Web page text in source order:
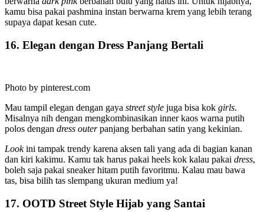
kamu bisa pakai pashmina instan berwarna krem yang lebih terang
supaya dapat kesan cute.
16. Elegan dengan Dress Panjang Bertali
Photo by pinterest.com
Mau tampil elegan dengan gaya street style juga bisa kok girls.
Misalnya nih dengan mengkombinasikan inner kaos warna putih
polos dengan dress outerpanjang berbahan satin yang kekinian.
Lookini tampak trendy karena aksen tali yang ada di bagian kanan
dan kiri kakimu. Kamu tak harus pakai heels kok kalau pakai dress,
boleh saja pakai sneaker hitam putih favoritmu. Kalau mau bawa
tas, bisa bilih tas slempang ukuran medium ya!
17. OOTD Street Style Hijab yang Santai